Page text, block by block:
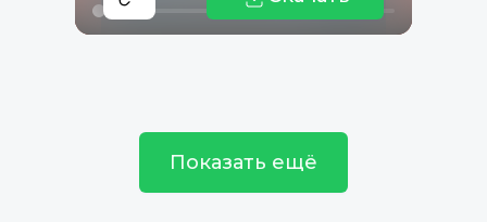
Показать ещё